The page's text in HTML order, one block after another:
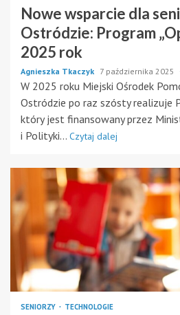
Nowe wsparcie dla
Ostródzie: Program
2025 rok
Agnieszka Tkaczyk 7 października 2025
W 2025 roku Miejski Ośrodek
Ostródzie po raz szósty realizuje
który jest finansowany przez
i Polityki... Czytaj dalej
SENIORZY TECHNOLOGIE